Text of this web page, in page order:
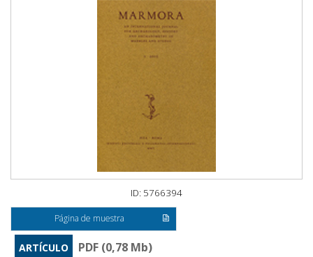
ID: 5766394
Página de muestra
ARTÍCULO
PDF (0,78 Mb)